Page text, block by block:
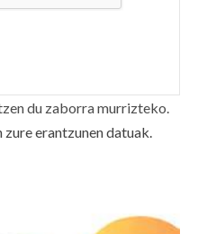
du zaborra murrizteko.
erantzunen datuak.